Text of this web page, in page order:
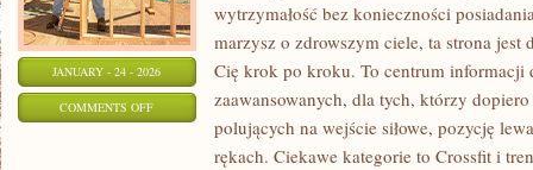
JANUARY - 24 - 2026
COMMENTS OFFON
wytrzymałość bez konieczności
marzysz o zdrowszym ciele, ta strona jest
Cię krok po kroku. To centrum informacji
zaawansowanych, dla tych, którzy
polujących na wejście siłowe, pozycję
rękach. Ciekawe kategorie to Crossfit i